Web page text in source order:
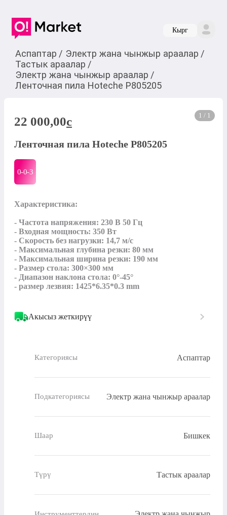
Кырг
Аспаптар / Электр жана чынжыр араалар /
Тастык араалар /
Электр жана чынжыр араалар /
Ленточная пила Hoteche P805205
1 / 1
22 000,00c
Ленточная пила Hoteche P805205
0-0-3
Характеристика:
- Частота напряжения: 230 В 50 Гц
- Входная мощность: 350 Вт
- Скорость без нагрузки: 14,7 м/с
- Максимальная глубина резки: 80 мм
- Максимальная ширина резки: 190 мм
- Размер стола: 300×300 мм
- Диапазон наклона стола: 0°-45°
- размер лезвия: 1425*6.35*0.3 mm
Акысыз жеткирүү
Категориясы Аспаптар
Подкатегориясы Электр жана чынжыр араалар
Шаар Бишкек
Түрү Тастык араалар